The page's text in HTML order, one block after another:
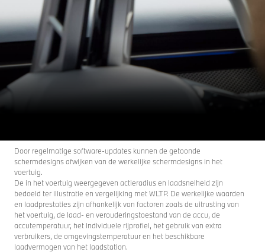
Door regelmatige software-updates kunnen de getoonde
schermdesigns afwijken van de werkelijke schermdesigns in het
voertuig.
De in het voertuig weergegeven actieradius en laadsnelheid zijn
bedoeld ter illustratie en vergelijking met WLTP. De werkelijke waarden
en laadprestaties zijn afhankelijk van factoren zoals de uitrusting van
het voertuig, de laad- en verouderingstoestand van de accu, de
accutemperatuur, het individuele rijprofiel, het gebruik van extra
verbruikers, de omgevingstemperatuur en het beschikbare
laadvermogen van het laadstation.